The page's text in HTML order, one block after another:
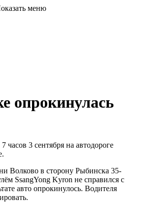
опрокинулась
часов 3 сентября на автодороге
Волково в сторону Рыбинска 35-
SsangYong Kyron не справился с
авто опрокинулось. Водителя